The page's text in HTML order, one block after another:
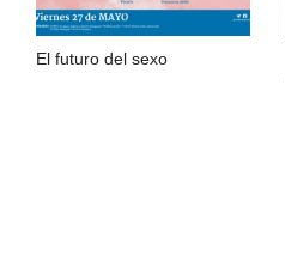
El futuro del sexo